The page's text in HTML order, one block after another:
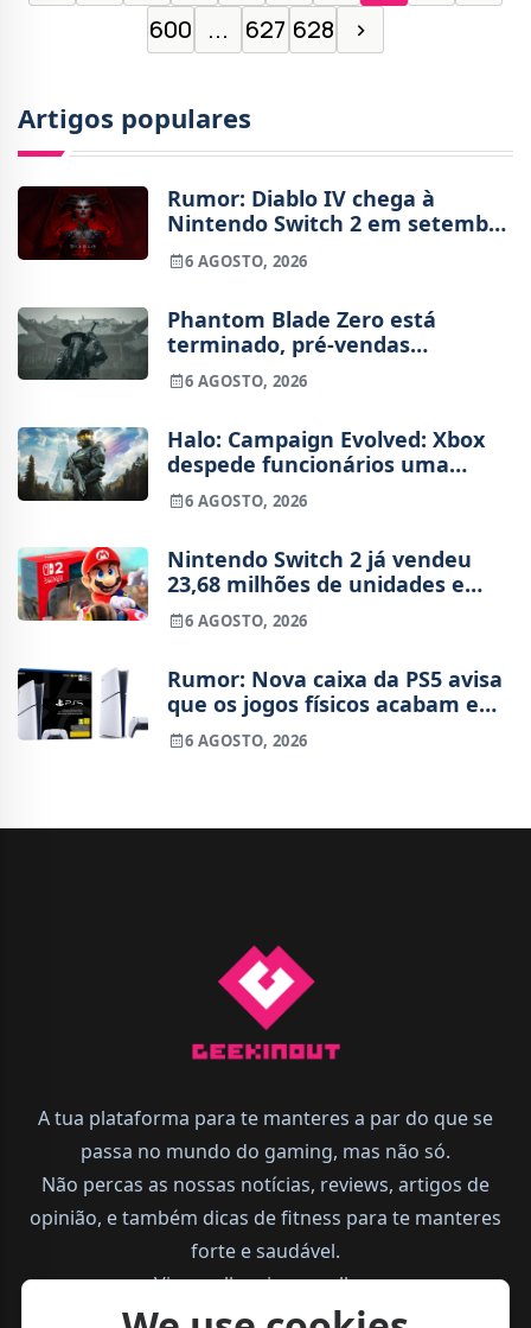
600 ... 627 628 ›
Artigos populares
Rumor: Diablo IV chega à
Nintendo Switch 2 em setembro
e vai custar o preço de um jogo
novo
6 AGOSTO, 2026
Phantom Blade Zero está
terminado, pré-vendas
começam na próxima semana
6 AGOSTO, 2026
Halo: Campaign Evolved: Xbox
despede funcionários uma
semana após o lançamento
6 AGOSTO, 2026
Nintendo Switch 2 já vendeu
23,68 milhões de unidades e
está 4 milhões à frente da
Switch original no mesmo
6 AGOSTO, 2026
Rumor: Nova caixa da PS5 avisa
que os jogos físicos acabam em
2028
6 AGOSTO, 2026
A tua plataforma para te manteres a par do que se
passa no mundo do gaming, mas não só.
Não percas as nossas notícias, reviews, artigos de
opinião, e também dicas de fitness para te manteres
forte e saudável.
Vive melhor, joga melhor.